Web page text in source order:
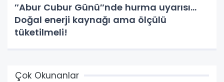
″Abur Cubur Günü″nde hurma uyarısı...
Doğal enerji kaynağı ama ölçülü
tüketilmeli!
Çok Okunanlar